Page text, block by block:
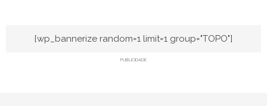
[wp_bannerize random=1 limit=1 group="TOPO"]
PUBLICIDADE